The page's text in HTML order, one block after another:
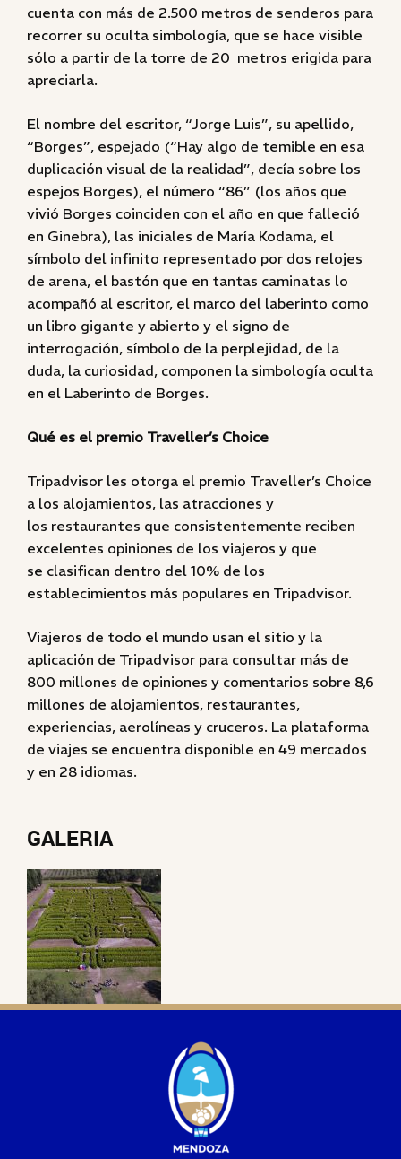
cuenta con más de 2.500 metros de senderos para
recorrer su oculta simbología, que se hace visible
sólo a partir de la torre de 20 metros erigida para
apreciarla.
El nombre del escritor, “Jorge Luis”, su apellido,
“Borges”, espejado (“Hay algo de temible en esa
duplicación visual de la realidad”, decía sobre los
espejos Borges), el número “86” (los años que
vivió Borges coinciden con el año en que falleció
en Ginebra), las iniciales de María Kodama, el
símbolo del infinito representado por dos relojes
de arena, el bastón que en tantas caminatas lo
acompañó al escritor, el marco del laberinto como
un libro gigante y abierto y el signo de
interrogación, símbolo de la perplejidad, de la
duda, la curiosidad, componen la simbología oculta
en el Laberinto de Borges.
Qué es el premio Traveller’s Choice
Tripadvisor les otorga el premio Traveller’s Choice
a los alojamientos, las atracciones y
los restaurantes que consistentemente reciben
excelentes opiniones de los viajeros y que
se clasifican dentro del 10% de los
establecimientos más populares en Tripadvisor.
Viajeros de todo el mundo usan el sitio y la
aplicación de Tripadvisor para consultar más de
800 millones de opiniones y comentarios sobre 8,6
millones de alojamientos, restaurantes,
experiencias, aerolíneas y cruceros. La plataforma
de viajes se encuentra disponible en 49 mercados
y en 28 idiomas.
GALERIA